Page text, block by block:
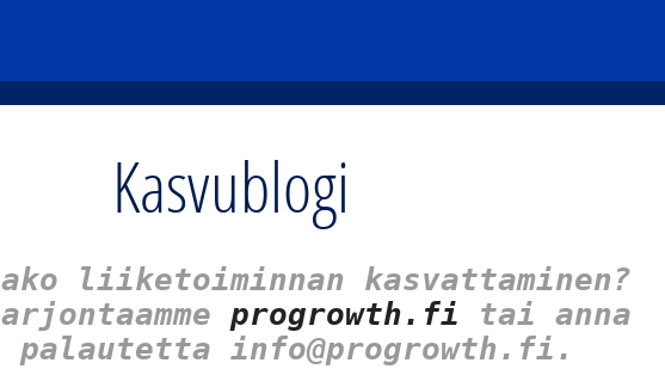
Kasvublogi
liiketoiminnan kasvattaminen?
progrowth.fi tai anna
palautetta info@progrowth.fi.